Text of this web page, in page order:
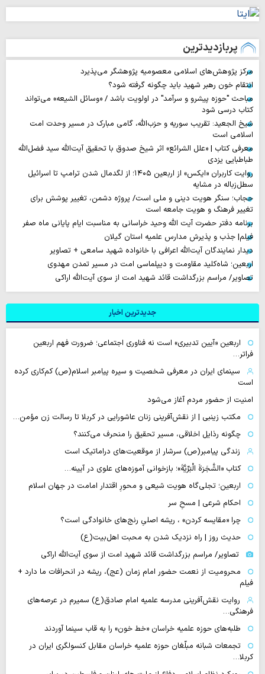
پربازدیدترین
مرکز پژوهش‌های اسلامی معصومیه پژوهشگر می‌پذیرد
انتقام خون رهبر شهید باید چگونه گرفته شود؟
مباحث "حوزه پیشرو و سرآمد" در اولویت باشد / «وسائل الشیعه» می‌تواند
کتاب درسی شود
شیخ الجعید: تقریب سوریه و حزب‌الله، گامی مبارک در مسیر وحدت امت
اسلامی است
معرفی کتاب | «علل الشرائع» اثر شیخ صدوق با تحقیق آیت‌الله سید فضل‌الله
طباطبایی یزدی
روایت‌ کاربران «ایکس» از اربعین ۱۴۰۵؛ از لگدمال شدن ترامپ تا اسرائیل
سطل‌زباله‌ در مشایه
حجاب؛ سنگر هویت دینی و ملی است/ پروژه دشمن، تغییر پوشش برای
تغییر فرهنگ و هویت جامعه است
برنامه دفتر حضرت آیت الله وحید خراسانی به مناسبت ایام پایانی ماه صفر
فیلم| جذب و پذیرش مدارس علمیه استان گیلان
دیدار نمایندگان آیت‌الله اعرافی با خانواده شهید سامعی + تصاویر
اربعین؛ شاه‌کلید مقاومت و دیپلماسی امت در مسیر تمدن مهدوی
تصاویر/ مراسم بزرگداشت قائد شهید امت از سوی آیت‌الله اراکی
جدیدترین اخبار
اربعین «آیین تدبیری» است نه فناوری اجتماعی؛ ضرورت فهم اربعین
فراتر…
سینمای ایران در معرفی شخصیت و سیره پیامبر اسلام(ص) کم‌کاری کرده
است
امنیت از حضور مردم آغاز می‌شود
مکتب زینبی | از نقش‌آفرینی زنان عاشورایی در کربلا تا رسالت زن مؤمن…
چگونه رذایل اخلاقی، مسیر تحقیق را منحرف می‌کنند؟
زندگی پیامبر(ص) سرشار از موقعیت‌های دراماتیک است
کتاب «الشَّجَرَةَ الْبَرِّیَّةَ»؛ بازخوانی آموزه‌های علوی در آیینه…
اربعین؛ تجلی‌گاه هویت شیعی و محورِ اقتدار امامت در جهان اسلام
احکام شرعی | مسحِ سر
چرا «مقایسه کردن» ، ریشه اصلیِ رنج‌های خانوادگی است؟
حدیث روز | راه نزدیک شدن به محبت اهل‌بیت(ع)
تصاویر/ مراسم بزرگداشت قائد شهید امت از سوی آیت‌الله اراکی
محرومیت از نعمت حضور امام زمان (عج)، ریشه در انحرافات ما دارد +
فیلم
روایت نقش‌آفرینی مدرسه علمیه امام صادق(ع) سمیرم در عرصه‌های
فرهنگی…
طلبه‌های حوزه علمیه خراسان «خط خون» را به قاب سینما آوردند
تجمعات شبانه مبلّغان حوزه علمیه خراسان مقابل کنسولگری ایران در
کربلا…